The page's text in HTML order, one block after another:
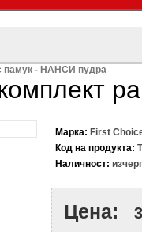
памук - НАНСИ пудра
Марка: First
Код на продукта:
Наличност:
Цена: